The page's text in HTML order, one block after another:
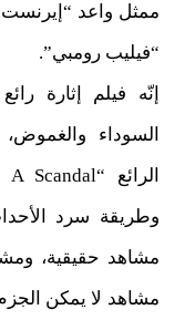
ممثل واعد
“فيليب رومبي”.
إنّه فيلم إثارة
السوداء والغموض،
وطريقة سرد
مشاهد حقيقية،
مشاهد لا يمكن